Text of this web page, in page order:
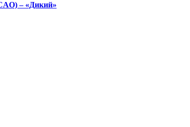
– «Дикий»